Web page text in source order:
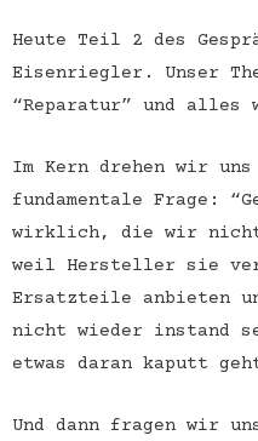
Heute Teil 2 des
Eisenriegler. Unser
“Reparatur” und alles
Im Kern drehen wir uns
fundamentale Frage:
wirklich, die wir nicht
weil Hersteller sie
Ersatzteile anbieten
nicht wieder instand
etwas daran kaputt
Und dann fragen wir